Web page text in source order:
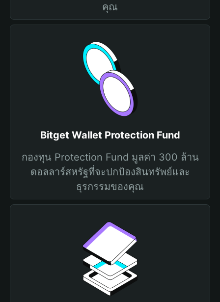
คุณ
Bitget Wallet Protection Fund
กองทุน Protection Fund มูลค่า 300 ล้าน
ดอลลาร์สหรัฐที่จะปกป้องสินทรัพย์และ
ธุรกรรมของคุณ